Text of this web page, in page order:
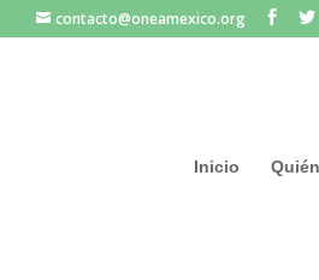
contacto@oneamexico.org
Inicio